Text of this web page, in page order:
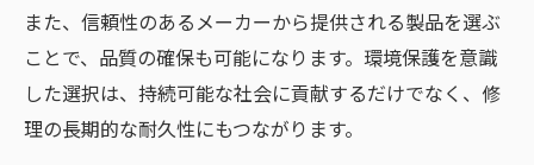
また、信頼性のあるメーカーから提供される製品を選ぶ
ことで、品質の確保も可能になります。環境保護を意識
した選択は、持続可能な社会に貢献するだけでなく、修
理の長期的な耐久性にもつながります。